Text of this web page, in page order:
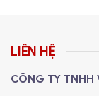
LIÊN HỆ
CÔNG TY TNHH